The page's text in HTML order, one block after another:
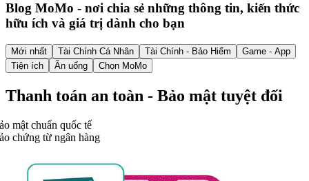
Blog MoMo - nơi chia sẻ những thông tin, kiến thức
hữu ích và giá trị dành cho bạn
Mới nhất Tài Chính Cá Nhân Tài Chính - Bảo Hiểm
Game - App
Tiện ích
Ăn uống Chọn MoMo
Thanh toán an toàn - Bảo mật tuyệt đối
mật chuẩn quốc tế
chứng từ ngân hàng